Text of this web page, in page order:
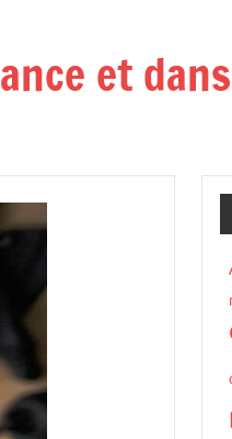
et